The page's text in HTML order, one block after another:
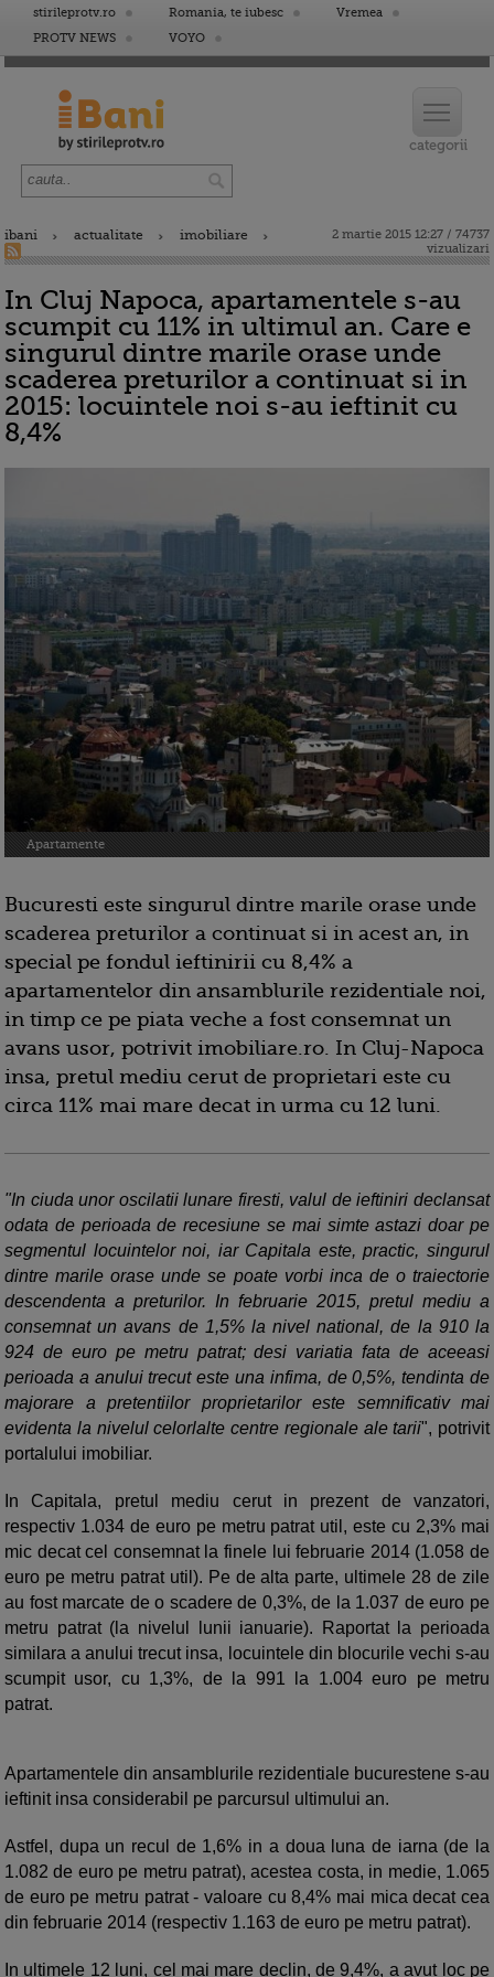
stirileprotv.ro Romania, te iubesc
Vremea
PROTV NEWS
VOYO
ibani actualitate imobiliare
2 martie 2015 12:27 / 74737
vizualizari
In Cluj Napoca, apartamentele s-au
scumpit cu 11% in ultimul an. Care e
singurul dintre marile orase unde
scaderea preturilor a continuat si in
2015: locuintele noi s-au ieftinit cu
8,4%
Apartamente
Bucuresti este singurul dintre marile orase unde
scaderea preturilor a continuat si in acest an, in
special pe fondul ieftinirii cu 8,4% a
apartamentelor din ansamblurile rezidentiale noi,
in timp ce pe piata veche a fost consemnat un
avans usor, potrivit imobiliare.ro. In Cluj-Napoca
insa, pretul mediu cerut de proprietari este cu
circa 11% mai mare decat in urma cu 12 luni.
"In ciuda unor oscilatii lunare firesti, valul de ieftiniri declansat
odata de perioada de recesiune se mai simte astazi doar pe
segmentul locuintelor noi, iar Capitala este, practic, singurul
dintre marile orase unde se poate vorbi inca de o traiectorie
descendenta a preturilor. In februarie 2015, pretul mediu a
consemnat un avans de 1,5% la nivel national, de la 910 la
924 de euro pe metru patrat; desi variatia fata de aceeasi
perioada a anului trecut este una infima, de 0,5%, tendinta de
majorare a pretentiilor proprietarilor este semnificativ mai
evidenta la nivelul celorlalte centre regionale ale tarii", potrivit
portalului imobiliar.
In Capitala, pretul mediu cerut in prezent de vanzatori,
respectiv 1.034 de euro pe metru patrat util, este cu 2,3% mai
mic decat cel consemnat la finele lui februarie 2014 (1.058 de
euro pe metru patrat util). Pe de alta parte, ultimele 28 de zile
au fost marcate de o scadere de 0,3%, de la 1.037 de euro pe
metru patrat (la nivelul lunii ianuarie). Raportat la perioada
similara a anului trecut insa, locuintele din blocurile vechi s-au
scumpit usor, cu 1,3%, de la 991 la 1.004 euro pe metru
patrat.
Apartamentele din ansamblurile rezidentiale bucurestene s-au
ieftinit insa considerabil pe parcursul ultimului an.
Astfel, dupa un recul de 1,6% in a doua luna de iarna (de la
1.082 de euro pe metru patrat), acestea costa, in medie, 1.065
de euro pe metru patrat - valoare cu 8,4% mai mica decat cea
din februarie 2014 (respectiv 1.163 de euro pe metru patrat).
In ultimele 12 luni, cel mai mare declin, de 9,4%, a avut loc pe